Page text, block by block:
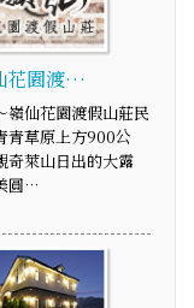
花園渡…
嶺仙花園渡假山莊民
青草原上方900公
奇萊山日出的大露
圓…